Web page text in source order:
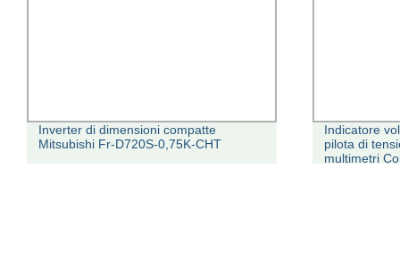
Inverter di dimensioni compatte
Mitsubishi Fr-D720S-0,75K-CHT
Indicatore
pilota di
multimetri